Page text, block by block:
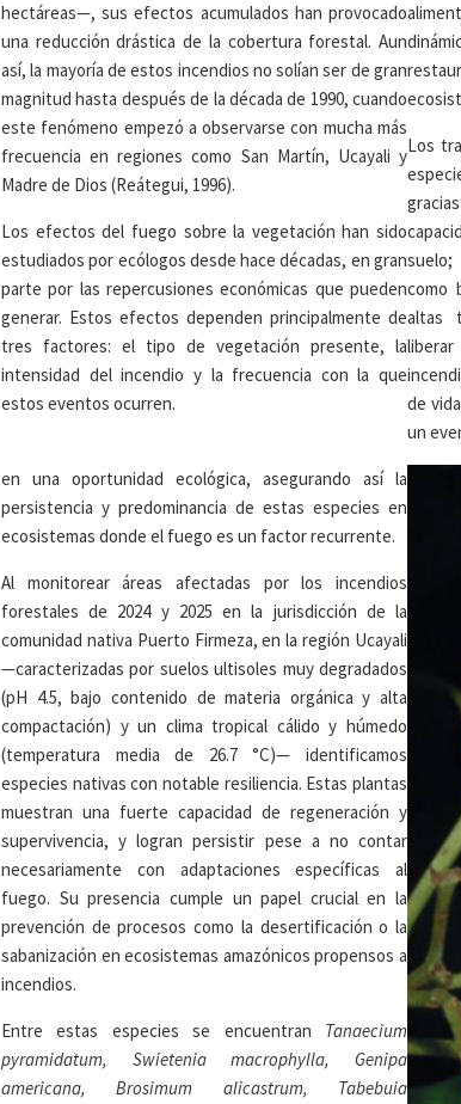
hectáreas—, sus efectos acumulados han provocado
una reducción drástica de la cobertura forestal. Aun
así, la mayoría de estos incendios no solían ser de gran
magnitud hasta después de la década de 1990, cuando
este fenómeno empezó a observarse con mucha más
frecuencia en regiones como San Martín, Ucayali y
Madre de Dios (Reátegui, 1996).
Los efectos del fuego sobre la vegetación han sido
estudiados por ecólogos desde hace décadas, en gran
parte por las repercusiones económicas que pueden
generar. Estos efectos dependen principalmente de
tres factores: el tipo de vegetación presente, la
intensidad del incendio y la frecuencia con la que
estos eventos ocurren.
Los
suelo;
como
altas
de
un
en una oportunidad ecológica, asegurando así la
persistencia y predominancia de estas especies en
ecosistemas donde el fuego es un factor recurrente.
Al monitorear áreas afectadas por los incendios
forestales de 2024 y 2025 en la jurisdicción de la
comunidad nativa Puerto Firmeza, en la región Ucayali
—caracterizadas por suelos ultisoles muy degradados
(pH 4.5, bajo contenido de materia orgánica y alta
compactación) y un clima tropical cálido y húmedo
(temperatura media de 26.7 °C)— identificamos
especies nativas con notable resiliencia. Estas plantas
muestran una fuerte capacidad de regeneración y
supervivencia, y logran persistir pese a no contar
necesariamente con adaptaciones específicas al
fuego. Su presencia cumple un papel crucial en la
prevención de procesos como la desertificación o la
sabanización en ecosistemas amazónicos propensos a
incendios.
Entre estas especies se encuentran Tanaecium
pyramidatum, Swietenia macrophylla, Genipa
americana, Brosimum alicastrum, Tabebuia